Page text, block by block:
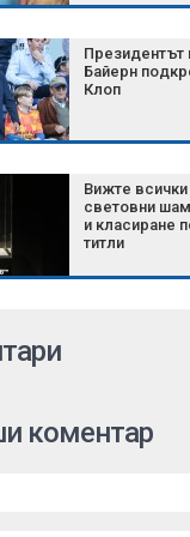
Президентът
Байерн
Клоп
Вижте всички
световни
и класиране
титли
коментар